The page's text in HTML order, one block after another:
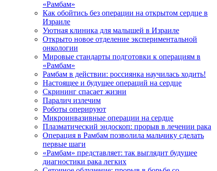
«Рамбам»
Как обойтись без операции на открытом сердце в
Израиле
Уютная клиника для малышей в Израиле
Открыто новое отделение экспериментальной
онкологии
Мировые стандарты подготовки к операциям в
«Рамбам»
Рамбам в действии: россиянка научилась ходить!
Настоящее и будущее операций на сердце
Скрининг спасает жизни
Паралич излечим
Роботы оперируют
Микроинвазивные операции на сердце
Плазматический эндоскоп: прорыв в лечении рака
Операция в Рамбам позволила мальчику сделать
первые шаги
«Рамбам» представляет: так выглядит будущее
диагностики рака легких